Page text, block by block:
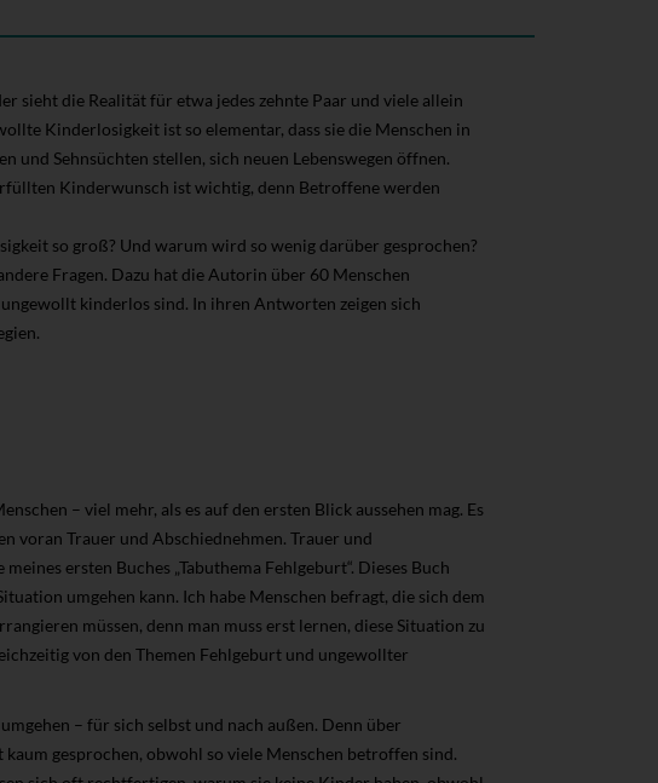
sieht die Realität für etwa jedes zehnte Paar und viele allein
Kinderlosigkeit ist so elementar, dass sie die Menschen in
und Sehnsüchten stellen, sich neuen Lebenswegen öffnen.
Kinderwunsch ist wichtig, denn Betroffene werden
so groß? Und warum wird so wenig darüber gesprochen?
Fragen. Dazu hat die Autorin über 60 Menschen
kinderlos sind. In ihren Antworten zeigen sich
– viel mehr, als es auf den ersten Blick aussehen mag. Es
voran Trauer und Abschiednehmen. Trauer und
ersten Buches „Tabuthema Fehlgeburt“. Dieses Buch
umgehen kann. Ich habe Menschen befragt, die sich dem
müssen, denn man muss erst lernen, diese Situation zu
von den Themen Fehlgeburt und ungewollter
– für sich selbst und nach außen. Denn über
gesprochen, obwohl so viele Menschen betroffen sind.